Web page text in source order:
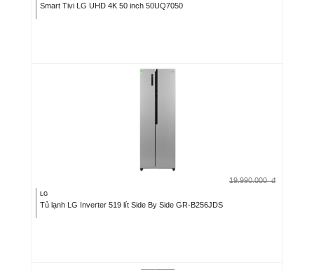
Smart Tivi LG UHD 4K 50 inch 50UQ7050
19.990.000 đ
LG
Tủ lạnh LG Inverter 519 lít Side By Side GR-B256JDS